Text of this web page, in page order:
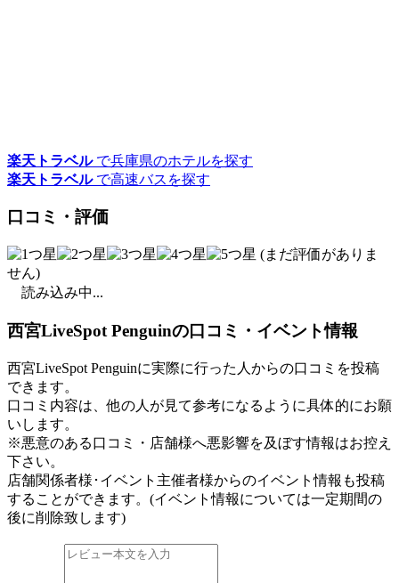
楽天トラベルで兵庫県のホテルを探す
楽天トラベルで高速バスを探す
口コミ・評価
(まだ評価がありま
せん)
読み込み中...
西宮LiveSpot Penguinの口コミ・イベント情報
西宮LiveSpot Penguinに実際に行った人からの口コミを投稿
できます。
口コミ内容は、他の人が見て参考になるように具体的にお願
いします。
※悪意のある口コミ・店舗様へ悪影響を及ぼす情報はお控え
下さい。
店舗関係者様･イベント主催者様からのイベント情報も投稿
することができます。 (イベント情報については一定期間の
後に削除致します)